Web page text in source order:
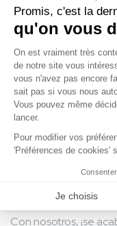
Nuestro
tamaños de
¿Va a echar de
durante sus
televisiva a su
si se aloja en una
con o sin mascotas,
de distintos
zapping, ponerse al
en familia.
Con nosotros, ¡se